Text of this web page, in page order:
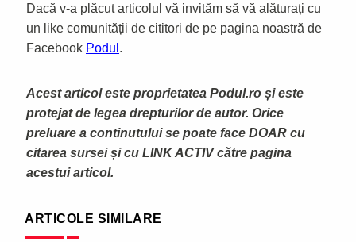
Dacă v-a plăcut articolul vă invităm să vă alăturați cu
un like comunității de cititori de pe pagina noastră de
Facebook Podul .
Acest articol este proprietatea Podul.ro și este
protejat de legea drepturilor de autor. Orice
preluare a continutului se poate face DOAR cu
citarea sursei și cu LINK ACTIV către pagina
acestui articol.
ARTICOLE SIMILARE